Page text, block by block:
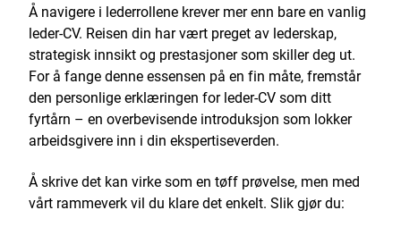
Å navigere i lederrollene krever mer enn bare en vanlig
leder-CV. Reisen din har vært preget av lederskap,
strategisk innsikt og prestasjoner som skiller deg ut.
For å fange denne essensen på en fin måte, fremstår
den personlige erklæringen for leder-CV som ditt
fyrtårn – en overbevisende introduksjon som lokker
arbeidsgivere inn i din ekspertiseverden.
Å skrive det kan virke som en tøff prøvelse, men med
vårt rammeverk vil du klare det enkelt. Slik gjør du: